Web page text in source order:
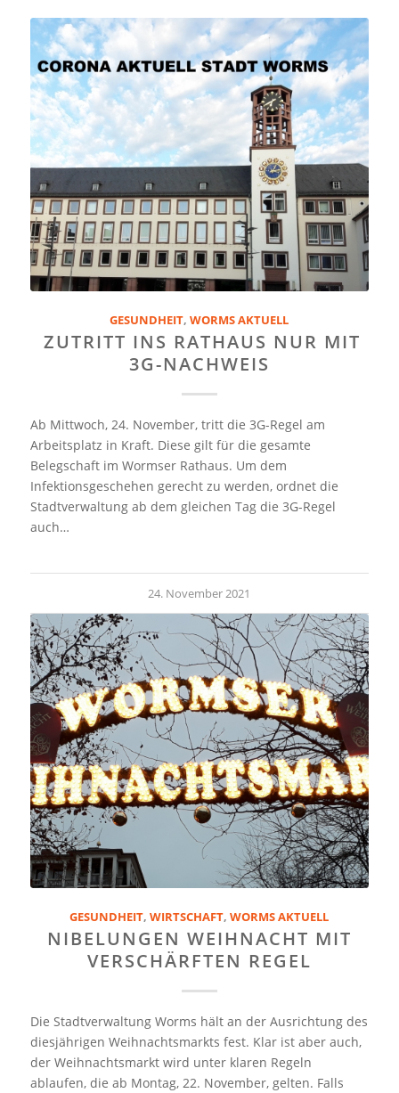
GESUNDHEIT,WORMS AKTUELL
ZUTRITT INS RATHAUS NUR MIT
3G-NACHWEIS
Ab Mittwoch, 24. November, tritt die 3G-Regel am
Arbeitsplatz in Kraft. Diese gilt für die gesamte
Belegschaft im Wormser Rathaus. Um dem
Infektionsgeschehen gerecht zu werden, ordnet die
Stadtverwaltung ab dem gleichen Tag die 3G-Regel
auch…
24. November 2021
GESUNDHEIT,WIRTSCHAFT,WORMS AKTUELL
NIBELUNGEN WEIHNACHT MIT
VERSCHÄRFTEN REGEL
Die Stadtverwaltung Worms hält an der Ausrichtung des
diesjährigen Weihnachtsmarkts fest. Klar ist aber auch,
der Weihnachtsmarkt wird unter klaren Regeln
ablaufen, die ab Montag, 22. November, gelten. Falls